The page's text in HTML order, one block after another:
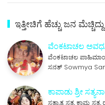
ಇತ್ತೀಚಿಗೆ ಹೆಚ್ಚು ಜನ ಮೆಚ್ಚಿದ್ದು
ವೆಂಕಟಾಚಲ
ವೆಂಕಟಾಚಲ
ಸನತ್ Sowmya
ಕಾಪಾಡು ಶ್ರೀ
ಸತ್ಯಾತ್ಮ ಸತ್ಯ ಕಾಮ